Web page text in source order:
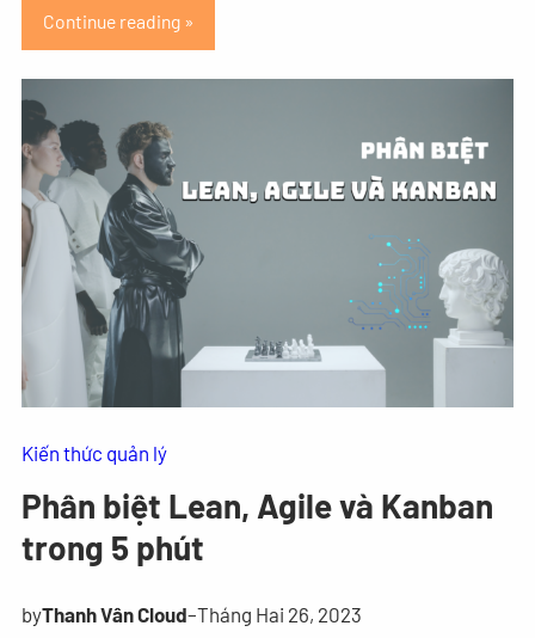
Continue reading »
Kiến thức quản lý
Phân biệt Lean, Agile và Kanban
trong 5 phút
byThanh Vân Cloud–Tháng Hai 26, 2023